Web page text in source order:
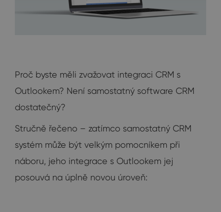
Proč byste měli zvažovat integraci CRM s
Outlookem? Není samostatný software CRM
dostatečný?
Stručně řečeno – zatímco samostatný CRM
systém může být velkým pomocníkem při
náboru, jeho integrace s Outlookem jej
posouvá na úplně novou úroveň: